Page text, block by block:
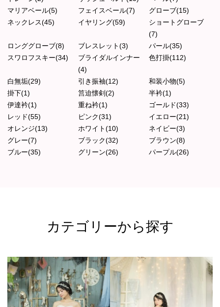
マリアベール(5)
フェイスベール(7)
グローブ(15)
ネックレス(45)
イヤリング(59)
ショートグローブ
(7)
ロンググローブ(8)
ブレスレット(3)
パール(35)
スワロフスキー(34)
ブライダルインナー
(4)
色打掛(112)
白無垢(29) 引き振袖(12)
和装小物(5)
掛下(1)
筥迫懐剣(2)
半衿(1)
伊達衿(1)
重ね衿(1)
ゴールド(33)
レッド(55)
ピンク(31)
イエロー(21)
オレンジ(13)
ホワイト(10)
ネイビー(3)
グレー(7)
ブラック(32)
ブラウン(8)
ブルー(35)
グリーン(26) パープル(26)
カテゴリーから探す